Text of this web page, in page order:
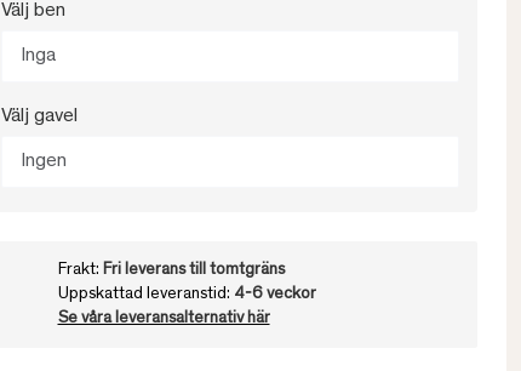
Välj ben
Inga
Välj gavel
Ingen
Frakt: Fri leverans till tomtgräns
Uppskattad leveranstid: 4-6 veckor
Se våra leveransalternativ här